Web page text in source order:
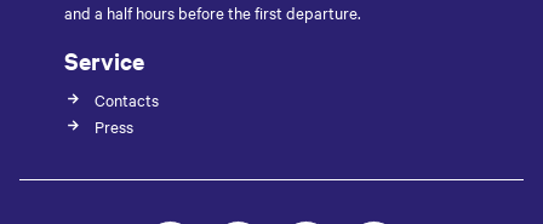
and a half hours before the first departure.
Service
Contacts
Press